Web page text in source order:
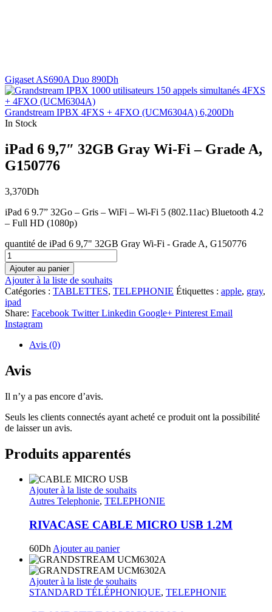
Gigaset AS690A Duo 890Dh
Grandstream IPBX 4FXS + 4FXO (UCM6304A) 6,200Dh
In Stock
iPad 6 9,7″ 32GB Gray Wi-Fi – Grade A,
G150776
3,370Dh
iPad 6 9.7” 32Go – Gris – WiFi – Wi-Fi 5 (802.11ac) Bluetooth 4.2
– Full HD (1080p)
quantité de iPad 6 9,7" 32GB Gray Wi-Fi - Grade A, G150776
Ajouter au panier
Ajouter à la liste de souhaits
Catégories : TABLETTES, TELEPHONIE Étiquettes : apple, gray,
ipad
Share: Facebook Twitter Linkedin Google+ Pinterest Email
Instagram
Avis (0)
Avis
Il n’y a pas encore d’avis.
Seuls les clients connectés ayant acheté ce produit ont la possibilité
de laisser un avis.
Produits apparentés
Ajouter à la liste de souhaits
Autres Telephonie, TELEPHONIE
RIVACASE CABLE MICRO USB 1.2M
60Dh Ajouter au panier
Ajouter à la liste de souhaits
STANDARD TÉLÉPHONIQUE, TELEPHONIE